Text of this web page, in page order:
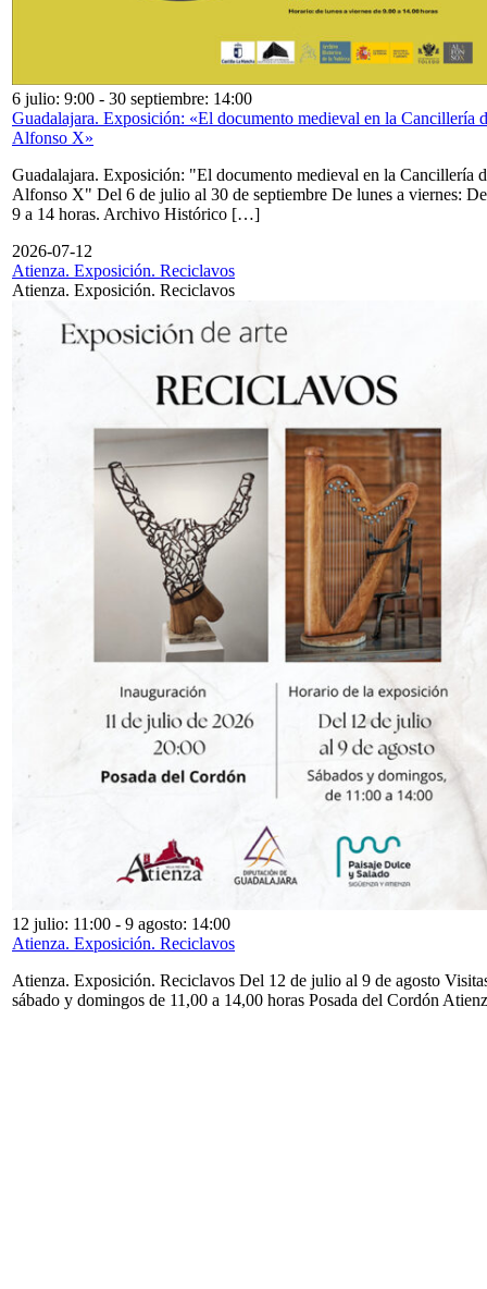
6 julio: 9:00 - 30 septiembre: 14:00
Guadalajara. Exposición: «El documento medieval en la Cancillería
Alfonso X»
Guadalajara. Exposición: "El documento medieval en la Cancillería
Alfonso X" Del 6 de julio al 30 de septiembre De lunes a viernes: De
9 a 14 horas. Archivo Histórico […]
2026-07-12
Atienza. Exposición. Reciclavos
Atienza. Exposición. Reciclavos
12 julio: 11:00 - 9 agosto: 14:00
Atienza. Exposición. Reciclavos
Atienza. Exposición. Reciclavos Del 12 de julio al 9 de agosto
sábado y domingos de 11,00 a 14,00 horas Posada del Cordón